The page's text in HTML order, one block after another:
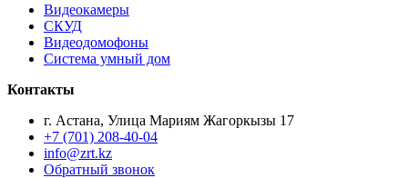
Видеокамеры
СКУД
Видеодомофоны
Система умный дом
Контакты
г. Астана, Улица Мариям Жагоркызы 17
+7 (701) 208-40-04
info@zrt.kz
Обратный звонок